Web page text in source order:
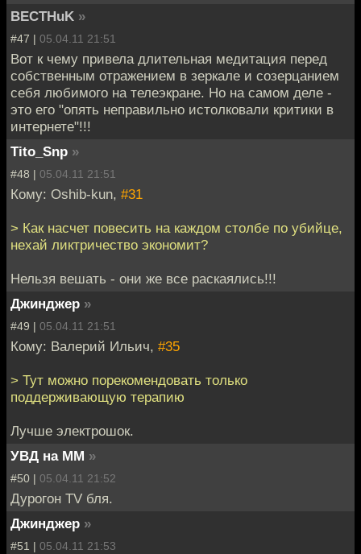
BECTHuK »
#47 | 05.04.11 21:51
Вот к чему привела длительная медитация перед
собственным отражением в зеркале и созерцанием
себя любимого на телеэкране. Но на самом деле -
это его "опять неправильно истолковали критики в
интернете"!!!
Tito_Snp »
#48 | 05.04.11 21:51
Кому: Oshib-kun, #31
> Как насчет повесить на каждом столбе по убийце,
нехай ликтричество экономит?
Нельзя вешать - они же все раскаялись!!!
Джинджер »
#49 | 05.04.11 21:51
Кому: Валерий Ильич, #35
> Тут можно порекомендовать только
поддерживающую терапию
Лучше электрошок.
УВД на ММ »
#50 | 05.04.11 21:52
Дурогон TV бля.
Джинджер »
#51 | 05.04.11 21:53